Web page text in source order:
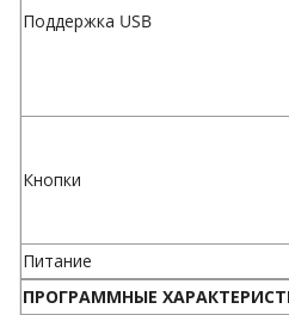
Поддержка USB
Кнопки
Питание
ПРОГРАММНЫЕ